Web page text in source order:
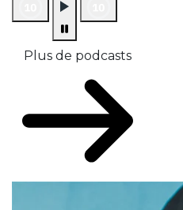
Plus de podcasts